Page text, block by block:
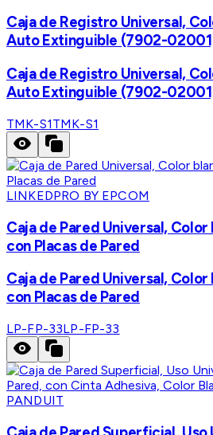
Caja de Registro Universal,
Auto Extinguible (7902-
Caja de Registro Universal,
Auto Extinguible (7902-
TMK-S1TMK-S1
LINKEDPRO BY EPCOM
Caja de Pared Universal,
con Placas de Pared
Caja de Pared Universal,
con Placas de Pared
LP-FP-33LP-FP-33
PANDUIT